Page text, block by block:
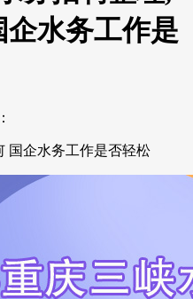
水务工作是
国企水务工作是否轻松